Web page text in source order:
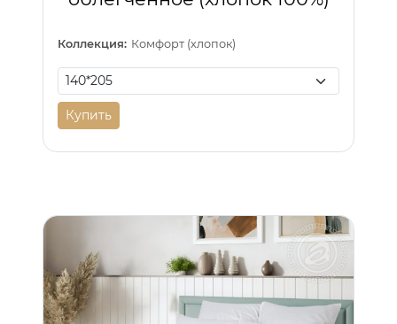
Коллекция: Комфорт (хлопок)
Купить